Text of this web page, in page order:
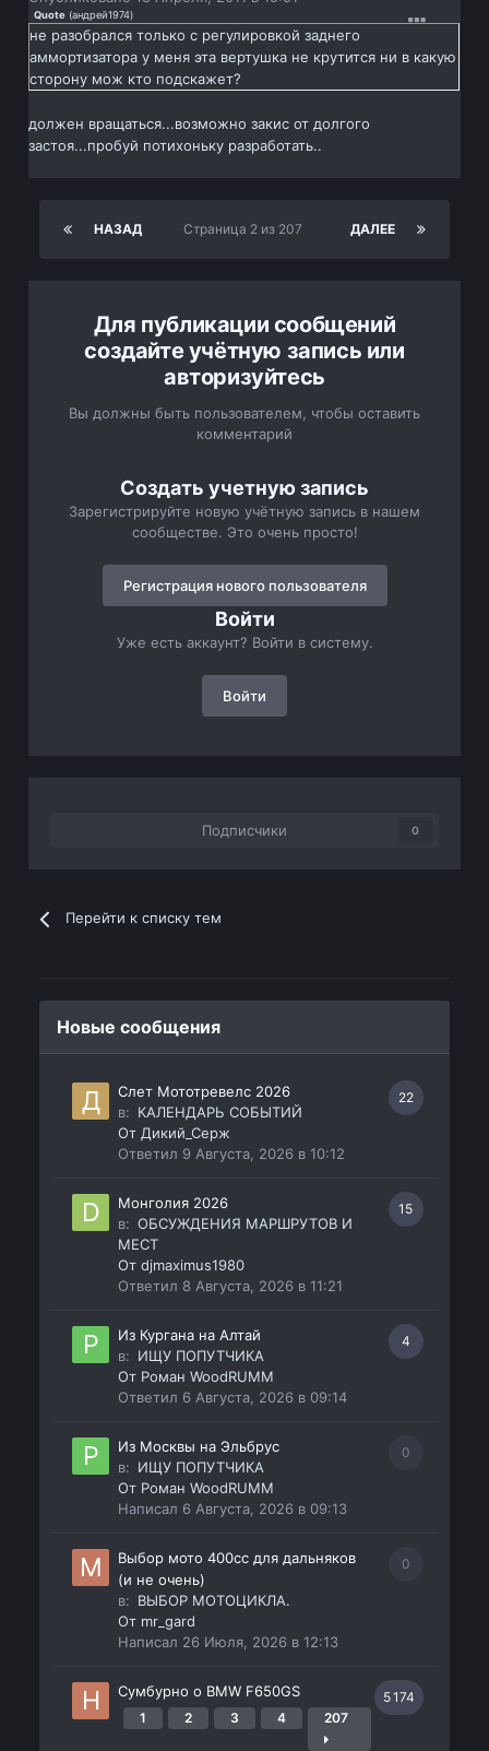
Quote (андрей1974)
не разобрался только с регулировкой заднего
аммортизатора у меня эта вертушка не крутится ни в какую
сторону мож кто подскажет?
должен вращаться...возможно закис от долгого
застоя...пробуй потихоньку разработать..
НАЗАД ДАЛЕЕ
Страница 2 из 207
Для публикации сообщений
создайте учётную запись или
авторизуйтесь
Вы должны быть пользователем, чтобы оставить
комментарий
Создать учетную запись
Зарегистрируйте новую учётную запись в нашем
сообществе. Это очень просто!
Регистрация нового пользователя
Войти
Уже есть аккаунт? Войти в систему.
Войти
Подписчики 0
Перейти к списку тем
Новые сообщения
22
Слет Мототревелс 2026
в: КАЛЕНДАРЬ СОБЫТИЙ
ОтДикий_Серж
Ответил 9 Августа, 2026 в 10:12
15
Монголия 2026
в: ОБСУЖДЕНИЯ МАРШРУТОВ И
МЕСТ
Отdjmaximus1980
Ответил 8 Августа, 2026 в 11:21
4
Из Кургана на Алтай
в: ИЩУ ПОПУТЧИКА
От Роман WoodRUMM
Ответил 6 Августа, 2026 в 09:14
0
Из Москвы на Эльбрус
в: ИЩУ ПОПУТЧИКА
От Роман WoodRUMM
Написал 6 Августа, 2026 в 09:13
0
Выбор мото 400сс для дальняков
(и не очень)
в: ВЫБОР МОТОЦИКЛА.
От mr_gard
Написал 26 Июля, 2026 в 12:13
5 174
Сумбурно о BMW F650GS
1 2 3 4 207